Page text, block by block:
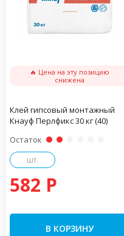
🔥 Цена на эту позицию
снижена
Клей гипсовый монтажный
Кнауф Перлфикс 30 кг (40)
Остаток
шт.
582 P
В КОРЗИНУ